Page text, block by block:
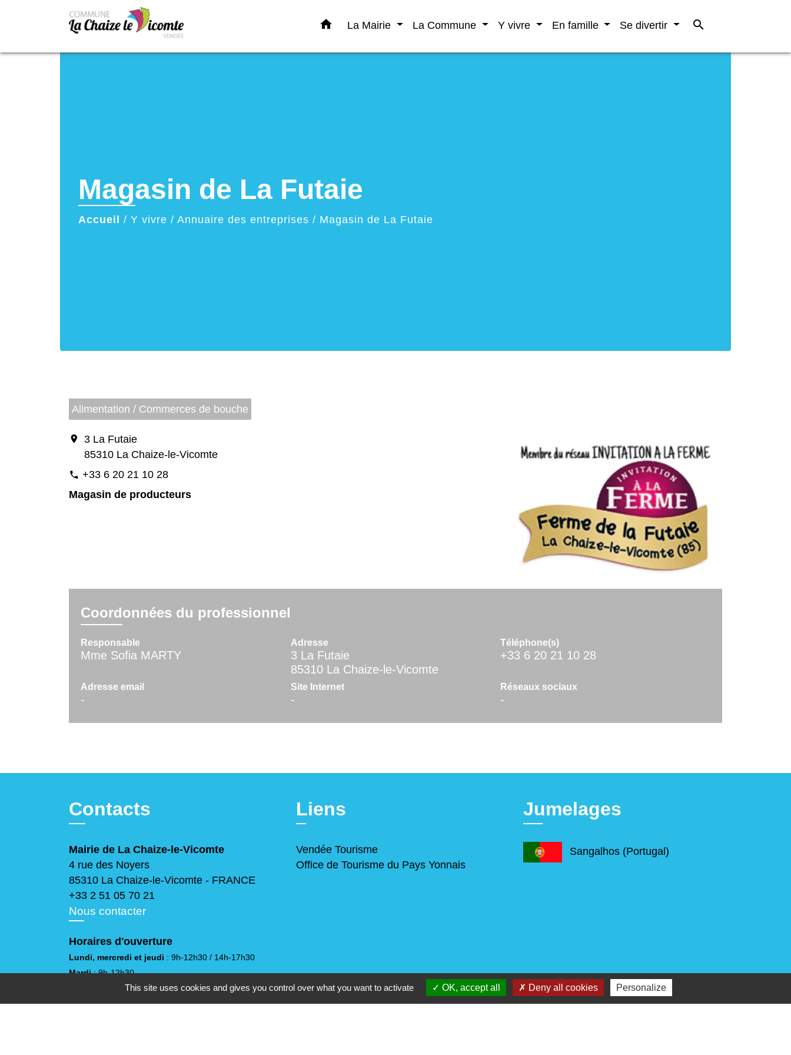
home La Mairie La Commune Y vivre En famille Se divertir search
Magasin de La Futaie
Accueil / Y vivre / Annuaire des entreprises / Magasin de La Futaie
Alimentation / Commerces de bouche
location_on
3 La Futaie
85310 La Chaize-le-Vicomte
phone +33 6 20 21 10 28
Magasin de producteurs
Coordonnées du professionnel
Responsable
Mme Sofia MARTY
Adresse
3 La Futaie
85310 La Chaize-le-Vicomte
Téléphone(s)
+33 6 20 21 10 28
Adresse email
-
Site Internet
-
Réseaux sociaux
-
Contacts
Mairie de La Chaize-le-Vicomte
4 rue des Noyers
85310 La Chaize-le-Vicomte - FRANCE
+33 2 51 05 70 21
Nous contacter
Horaires d'ouverture
Lundi, mercredi et jeudi : 9h-12h30 / 14h-17h30
Mardi: 9h-12h30
: 9h-12h30 / 14h-17h
Samedi(sauf juillet et août): 10h-12h
Liens
Vendée Tourisme
Office de Tourisme du Pays Yonnais
Jumelages
Sangalhos (Portugal)
This site uses cookies and gives you control over what you want to activate OK, accept all Deny all cookies Personalize